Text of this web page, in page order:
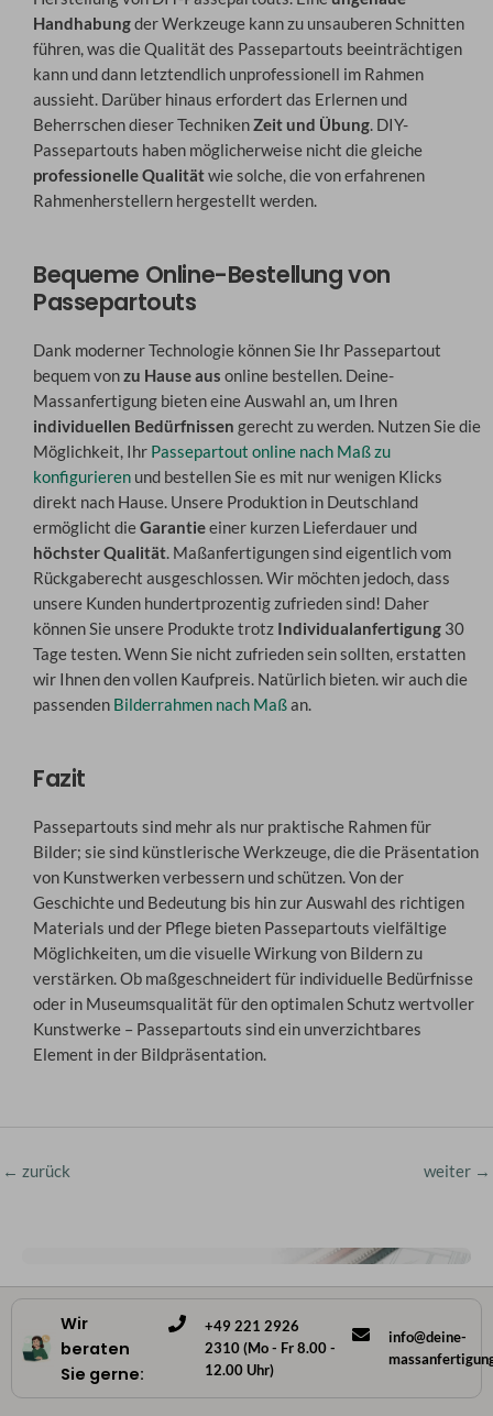
Handhabungder Werkzeuge kann zu unsauberen Schnitten
führen, was die Qualität des Passepartouts beeinträchtigen
kann und dann letztendlich unprofessionell im Rahmen
aussieht. Darüber hinaus erfordert das Erlernen und
Beherrschen dieser TechnikenZeit und Übung. DIY-
Passepartouts haben möglicherweise nicht die gleiche
professionelle Qualitätwie solche, die von erfahrenen
Rahmenherstellern hergestellt werden.
Bequeme Online-Bestellung von
Passepartouts
Dank moderner Technologie können Sie Ihr Passepartout
bequem vonzu Hause aus online bestellen. Deine-
Massanfertigung bieten eine Auswahl an, um Ihren
individuellen Bedürfnissen gerecht zu werden. Nutzen Sie die
Möglichkeit, Ihr Passepartout online nach Maß zu
konfigurieren und bestellen Sie es mit nur wenigen Klicks
direkt nach Hause. Unsere Produktion in Deutschland
ermöglicht dieGarantieeiner kurzen Lieferdauer und
höchster Qualität. Maßanfertigungen sind eigentlich vom
Rückgaberecht ausgeschlossen. Wir möchten jedoch, dass
unsere Kunden hundertprozentig zufrieden sind! Daher
können Sie unsere Produkte trotz Individualanfertigung 30
Tage testen. Wenn Sie nicht zufrieden sein sollten, erstatten
wir Ihnen den vollen Kaufpreis. Natürlich bieten. wir auch die
passenden Bilderrahmen nach Maßan.
Fazit
Passepartouts sind mehr als nur praktische Rahmen für
Bilder; sie sind künstlerische Werkzeuge, die die Präsentation
von Kunstwerken verbessern und schützen. Von der
Geschichte und Bedeutung bis hin zur Auswahl des richtigen
Materials und der Pflege bieten Passepartouts vielfältige
Möglichkeiten, um die visuelle Wirkung von Bildern zu
verstärken. Ob maßgeschneidert für individuelle Bedürfnisse
oder in Museumsqualität für den optimalen Schutz wertvoller
Kunstwerke – Passepartouts sind ein unverzichtbares
Element in der Bildpräsentation.
← zurück weiter →
Wir
beraten
Sie gerne:
+49 221 2926
2310 (Mo - Fr 8.00 -
12.00 Uhr)
info@deine-